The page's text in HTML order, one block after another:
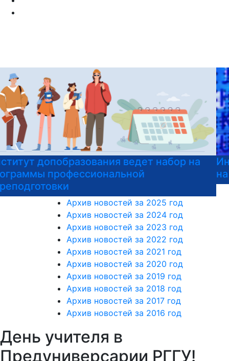
Институт допобразования РГГУ приглашает
на подготовительные курсы к ЕГЭ
Архив новостей за 2025 год
Архив новостей за 2024 год
Архив новостей за 2023 год
Архив новостей за 2022 год
Архив новостей за 2021 год
Архив новостей за 2020 год
Архив новостей за 2019 год
Архив новостей за 2018 год
Архив новостей за 2017 год
Архив новостей за 2016 год
День учителя в
Предуниверсарии РГГУ!